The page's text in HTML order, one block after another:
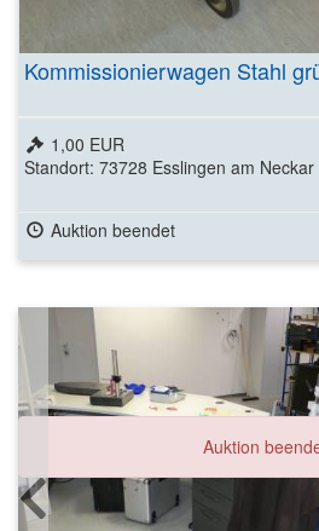
Kommissionierwagen Stahl
1,00 EUR
Standort: 73728 Esslingen am Neckar
Auktion beendet
Auktion